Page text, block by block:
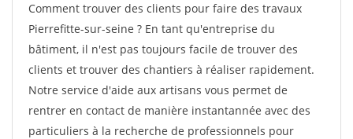
Comment trouver des clients pour faire des travaux
Pierrefitte-sur-seine ? En tant qu'entreprise du
bâtiment, il n'est pas toujours facile de trouver des
clients et trouver des chantiers à réaliser rapidement.
Notre service d'aide aux artisans vous permet de
rentrer en contact de manière instantannée avec des
particuliers à la recherche de professionnels pour